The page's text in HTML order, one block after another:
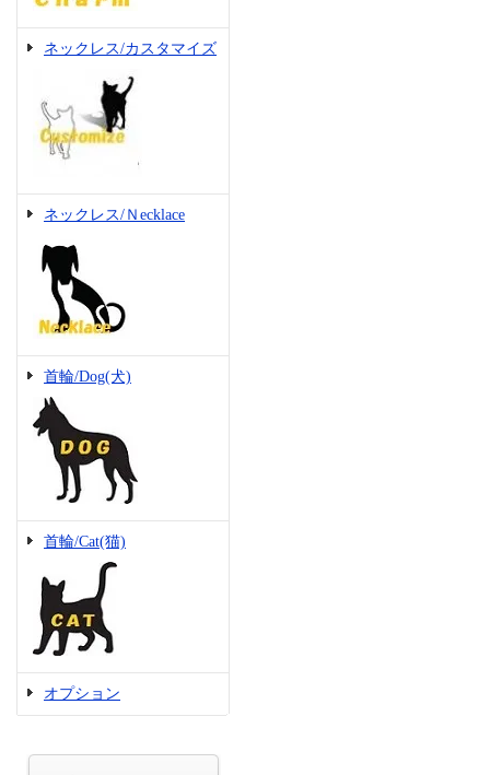
ネックレス/カスタマイズ
ネックレス/Ｎecklace
首輪/Dog(犬)
首輪/Cat(猫)
オプション